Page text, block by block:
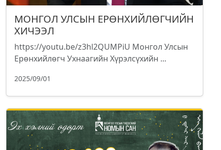
МОНГОЛ УЛСЫН ЕРӨНХИЙЛӨГЧИЙН
ХИЧЭЭЛ
https://youtu.be/z3hl2QUMPiU Монгол Улсын
Ерөнхийлөгч Ухнаагийн Хүрэлсүхийн ...
2025/09/01